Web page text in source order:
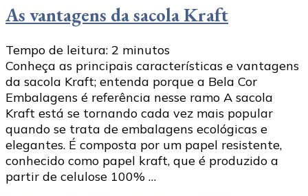
As vantagens da sacola Kraft
Tempo de leitura: 2 minutos
Conheça as principais características e vantagens
da sacola Kraft; entenda porque a Bela Cor
Embalagens é referência nesse ramo A sacola
Kraft está se tornando cada vez mais popular
quando se trata de embalagens ecológicas e
elegantes. É composta por um papel resistente,
conhecido como papel kraft, que é produzido a
partir de celulose 100% …